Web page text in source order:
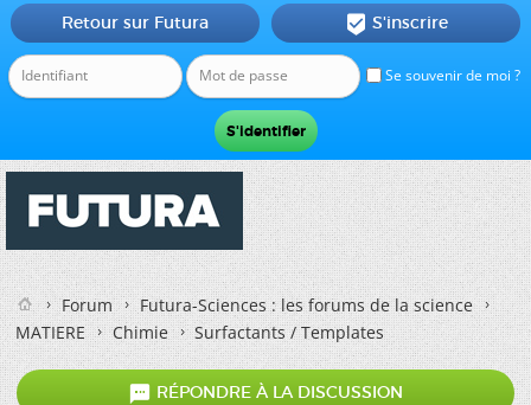
Se souvenir de moi ?
Retour sur Futura  S'inscrire
Forum
Futura-Sciences : les forums de la science
MATIERE
Chimie Surfactants / Templates
 RÉPONDRE À LA DISCUSSION